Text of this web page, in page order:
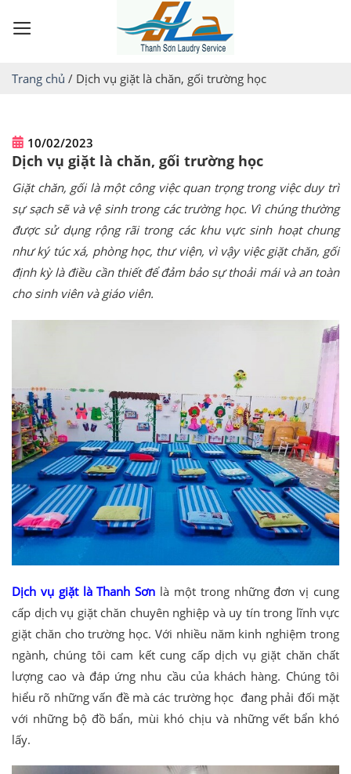
Trang chủ / Dịch vụ giặt là chăn, gối trường học
10/02/2023
Dịch vụ giặt là chăn, gối trường học
Giặt chăn, gối là một công việc quan trọng trong việc duy trì
sự sạch sẽ và vệ sinh trong các trường học. Vì chúng thường
được sử dụng rộng rãi trong các khu vực sinh hoạt chung
như ký túc xá, phòng học, thư viện, vì vậy việc giặt chăn, gối
định kỳ là điều cần thiết để đảm bảo sự thoải mái và an toàn
cho sinh viên và giáo viên.
Dịch vụ giặt là Thanh Sơn là một trong những đơn vị cung
cấp dịch vụ giặt chăn chuyên nghiệp và uy tín trong lĩnh vực
giặt chăn cho trường học. Với nhiều năm kinh nghiệm trong
ngành, chúng tôi cam kết cung cấp dịch vụ giặt chăn chất
lượng cao và đáp ứng nhu cầu của khách hàng. Chúng tôi
hiểu rõ những vấn đề mà các trường học đang phải đối mặt
với những bộ đồ bẩn, mùi khó chịu và những vết bẩn khó
lấy.